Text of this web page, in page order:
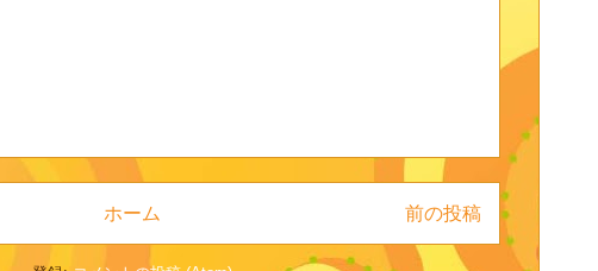
前の投稿
ホーム